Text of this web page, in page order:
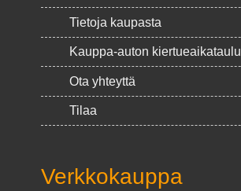
Tietoja kaupasta
Kauppa-auton kiertueaikataulu
Ota yhteyttä
Tilaa
Verkkokauppa